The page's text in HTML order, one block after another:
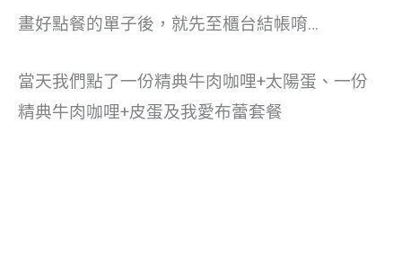
畫好點餐的單子後，就先至櫃台結帳唷…
當天我們點了一份精典牛肉咖哩+太陽蛋、一份
精典牛肉咖哩+皮蛋及我愛布蕾套餐